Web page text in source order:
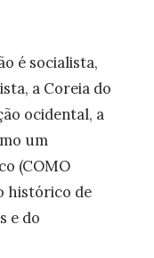
é socialista,
a Coreia do
ocidental, a
um
(COMO
histórico de
e do